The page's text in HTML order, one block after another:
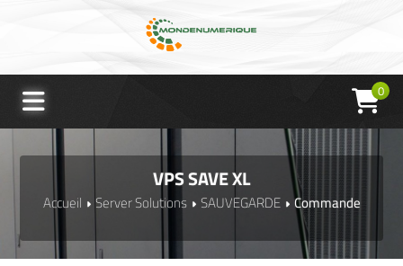
0
VPS SAVE XL
Accueil Server Solutions SAUVEGARDE Commande